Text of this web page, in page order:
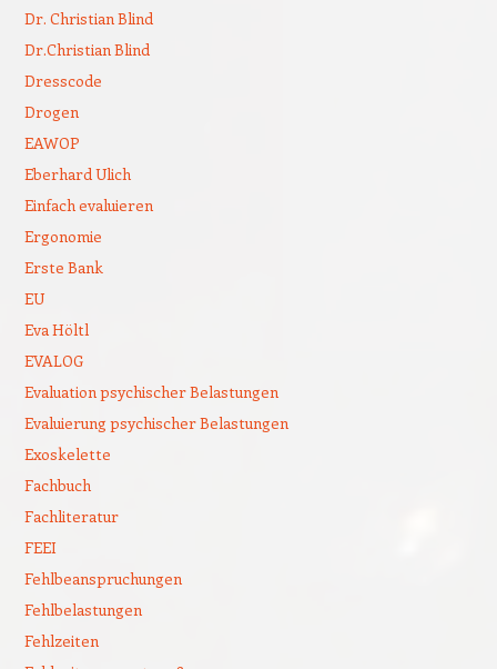
Dr. Christian Blind
Dr.Christian Blind
Dresscode
Drogen
EAWOP
Eberhard Ulich
Einfach evaluieren
Ergonomie
Erste Bank
EU
Eva Höltl
EVALOG
Evaluation psychischer Belastungen
Evaluierung psychischer Belastungen
Exoskelette
Fachbuch
Fachliteratur
FEEI
Fehlbeanspruchungen
Fehlbelastungen
Fehlzeiten